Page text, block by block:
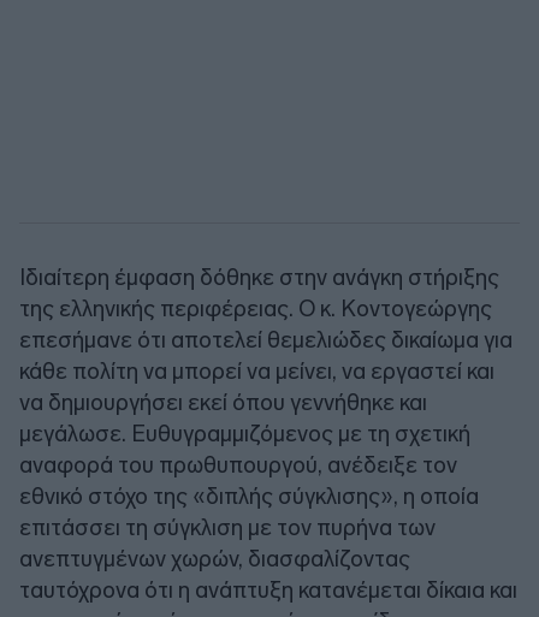
Ιδιαίτερη έμφαση δόθηκε στην ανάγκη στήριξης
της ελληνικής περιφέρειας. Ο κ. Κοντογεώργης
επεσήμανε ότι αποτελεί θεμελιώδες δικαίωμα για
κάθε πολίτη να μπορεί να μείνει, να εργαστεί και
να δημιουργήσει εκεί όπου γεννήθηκε και
μεγάλωσε. Ευθυγραμμιζόμενος με τη σχετική
αναφορά του πρωθυπουργού, ανέδειξε τον
εθνικό στόχο της «διπλής σύγκλισης», η οποία
επιτάσσει τη σύγκλιση με τον πυρήνα των
ανεπτυγμένων χωρών, διασφαλίζοντας
ταυτόχρονα ότι η ανάπτυξη κατανέμεται δίκαια και